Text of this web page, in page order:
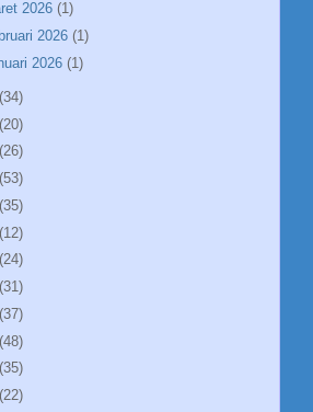
2026 (1)
2026 (1)
2026 (1)
(34)
(20)
(26)
(53)
(35)
(12)
(24)
(31)
(37)
(48)
(35)
(22)